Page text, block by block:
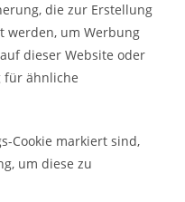
die zur Erstellung
werden, um Werbung
dieser Website oder
für ähnliche
Cookie markiert sind,
um diese zu